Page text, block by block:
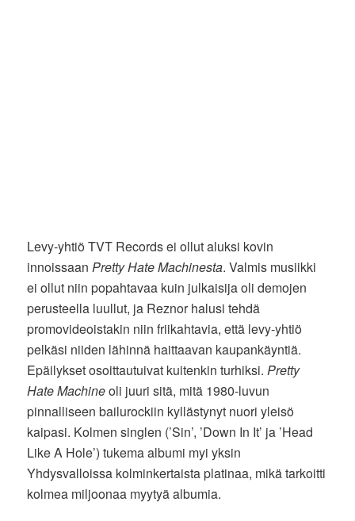
Levy-yhtiö TVT Records ei ollut aluksi kovin
innoissaan Pretty Hate Machinesta. Valmis musiikki
ei ollut niin popahtavaa kuin julkaisija oli demojen
perusteella luullut, ja Reznor halusi tehdä
promovideoistakin niin friikahtavia, että levy-yhtiö
pelkäsi niiden lähinnä haittaavan kaupankäyntiä.
Epäilykset osoittautuivat kuitenkin turhiksi. Pretty
Hate Machineoli juuri sitä, mitä 1980-luvun
pinnalliseen bailurockiin kyllästynyt nuori yleisö
kaipasi. Kolmen singlen (’Sin’, ’Down In It’ ja ’Head
Like A Hole’) tukema albumi myi yksin
Yhdysvalloissa kolminkertaista platinaa, mikä tarkoitti
kolmea miljoonaa myytyä albumia.